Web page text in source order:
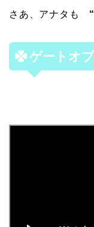
さあ、アナタも
ゲートオ